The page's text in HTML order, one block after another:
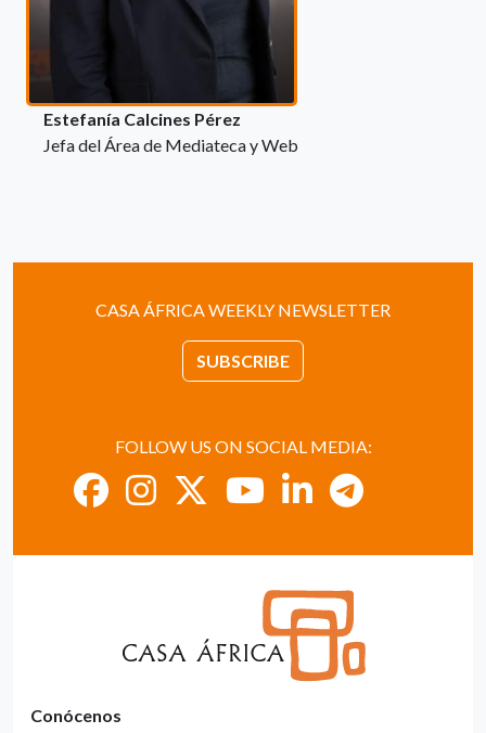
Estefanía Calcines Pérez
Jefa del Área de Mediateca y Web
CASA ÁFRICA WEEKLY NEWSLETTER
SUBSCRIBE
FOLLOW US ON SOCIAL MEDIA:
Conócenos